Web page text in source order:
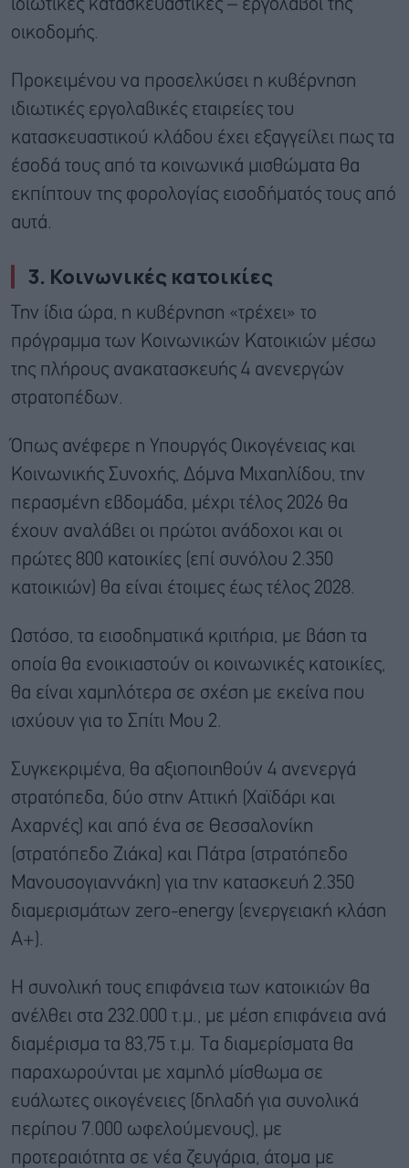
ιδιωτικές κατασκευαστικές – εργολάβοι της
οικοδομής.
Προκειμένου να προσελκύσει η κυβέρνηση
ιδιωτικές εργολαβικές εταιρείες του
κατασκευαστικού κλάδου έχει εξαγγείλει πως τα
έσοδά τους από τα κοινωνικά μισθώματα θα
εκπίπτουν της φορολογίας εισοδήματός τους από
αυτά.
3. Κοινωνικές κατοικίες
Την ίδια ώρα, η κυβέρνηση «τρέχει» το
πρόγραμμα των Κοινωνικών Κατοικιών μέσω
της πλήρους ανακατασκευής 4 ανενεργών
στρατοπέδων.
Όπως ανέφερε η Υπουργός Οικογένειας και
Κοινωνικής Συνοχής, Δόμνα Μιχαηλίδου, την
περασμένη εβδομάδα, μέχρι τέλος 2026 θα
έχουν αναλάβει οι πρώτοι ανάδοχοι και οι
πρώτες 800 κατοικίες (επί συνόλου 2.350
κατοικιών) θα είναι έτοιμες έως τέλος 2028.
Ωστόσο, τα εισοδηματικά κριτήρια, με βάση τα
οποία θα ενοικιαστούν οι κοινωνικές κατοικίες,
θα είναι χαμηλότερα σε σχέση με εκείνα που
ισχύουν για το Σπίτι Μου 2.
Συγκεκριμένα, θα αξιοποιηθούν 4 ανενεργά
στρατόπεδα, δύο στην Αττική (Χαϊδάρι και
Αχαρνές) και από ένα σε Θεσσαλονίκη
(στρατόπεδο Ζιάκα) και Πάτρα (στρατόπεδο
Μανουσογιαννάκη) για την κατασκευή 2.350
διαμερισμάτων zero-energy (ενεργειακή κλάση
Α+).
Η συνολική τους επιφάνεια των κατοικιών θα
ανέλθει στα 232.000 τ.μ., με μέση επιφάνεια ανά
διαμέρισμα τα 83,75 τ.μ. Τα διαμερίσματα θα
παραχωρούνται με χαμηλό μίσθωμα σε
ευάλωτες οικογένειες (δηλαδή για συνολικά
περίπου 7.000 ωφελούμενους), με
προτεραιότητα σε νέα ζευγάρια, άτομα με